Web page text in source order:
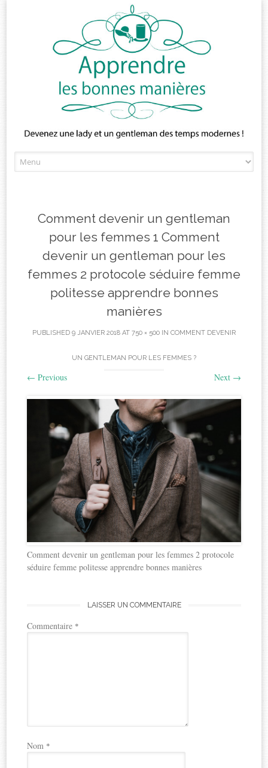
to
Comment devenir un gentleman
pour les femmes 1 Comment
devenir un gentleman pour les
femmes 2 protocole séduire femme
politesse apprendre bonnes
manières
PUBLISHED 9 JANVIER 2018 AT 750 × 500 IN COMMENT DEVENIR
UN GENTLEMAN POUR LES FEMMES ?
← Previous Next →
Comment devenir un gentleman pour les femmes 2 protocole
séduire femme politesse apprendre bonnes manières
LAISSER UN COMMENTAIRE
Commentaire *
Nom *